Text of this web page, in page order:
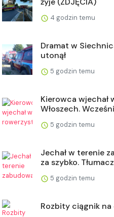
4 godzin temu
Dramat w
utonął
5 godzin temu
Kierowca wjechał
Włoszech.
5 godzin temu
Jechał w terenie
za szybko.
5 godzin temu
Rozbity ciągnik